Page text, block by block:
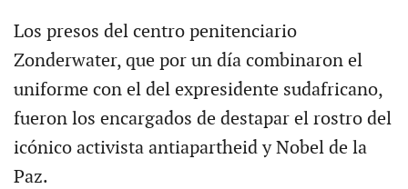
Los presos del centro penitenciario
Zonderwater, que por un día combinaron el
uniforme con el del expresidente sudafricano,
fueron los encargados de destapar el rostro del
icónico activista antiapartheid y Nobel de la
Paz.